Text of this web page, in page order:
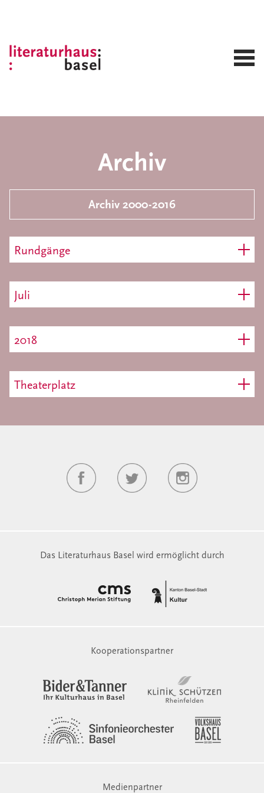
Archiv
Archiv 2000-2016
Rundgänge
Juli
2018
Theaterplatz
Das Literaturhaus Basel wird ermöglicht durch
Kooperationspartner
Medienpartner